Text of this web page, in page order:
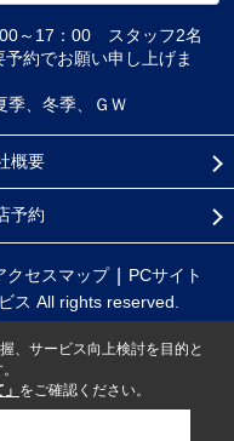
～17：00 スタッフ2名
約でお願い申し上げま
季、冬季、ＧＷ
概要
予約
クセスマップ
PCサイト
ス All rights reserved.
、サービス向上検討を目的と
をご確認ください。